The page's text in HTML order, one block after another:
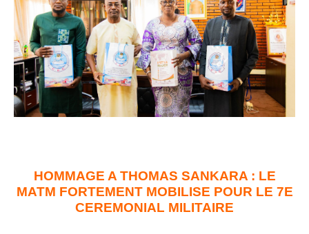
HOMMAGE A THOMAS SANKARA : LE
MATM FORTEMENT MOBILISE POUR LE 7E
CEREMONIAL MILITAIRE